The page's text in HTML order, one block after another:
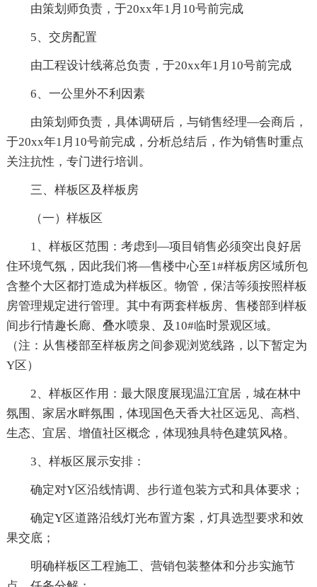
由策划师负责，于20xx年1月10号前完成
5、交房配置
由工程设计线蒋总负责，于20xx年1月10号前完成
6、一公里外不利因素
由策划师负责，具体调研后，与销售经理—会商后，
于20xx年1月10号前完成，分析总结后，作为销售时重点
关注抗性，专门进行培训。
三、样板区及样板房
（一）样板区
1、样板区范围：考虑到—项目销售必须突出良好居
住环境气氛，因此我们将—售楼中心至1#样板房区域所包
含整个大区都打造成为样板区。物管，保洁等须按照样板
房管理规定进行管理。其中有两套样板房、售楼部到样板
间步行情趣长廊、叠水喷泉、及10#临时景观区域。
（注：从售楼部至样板房之间参观浏览线路，以下暂定为
Y区）
2、样板区作用：最大限度展现温江宜居，城在林中
氛围、家居水畔氛围，体现国色天香大社区远见、高档、
生态、宜居、增值社区概念，体现独具特色建筑风格。
3、样板区展示安排：
确定对Y区沿线情调、步行道包装方式和具体要求；
确定Y区道路沿线灯光布置方案，灯具选型要求和效
果交底；
明确样板区工程施工、营销包装整体和分步实施节